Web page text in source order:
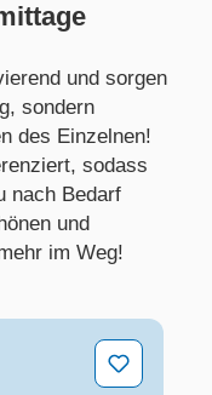
und sorgen
sondern
des Einzelnen!
sodass
nach Bedarf
und
im Weg!